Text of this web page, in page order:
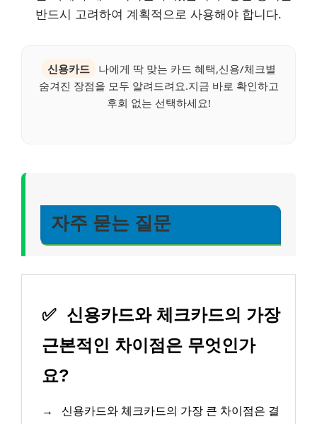
반드시 고려하여 계획적으로 사용해야 합니다.
신용카드
나에게 딱 맞는 카드 혜택,신용/체크별
숨겨진 장점을 모두 알려드려요.지금 바로 확인하고
후회 없는 선택하세요!
자주 묻는 질문
✅ 신용카드와 체크카드의 가장
근본적인 차이점은 무엇인가
요?
→
신용카드와 체크카드의 가장 큰 차이점은 결